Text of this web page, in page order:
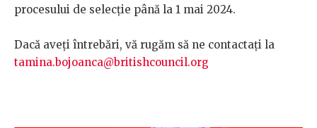
procesului de selecție până la 1 mai 2024.
Dacă aveți întrebări, vă rugăm să ne contactați la
tamina.bojoanca@britishcouncil.org